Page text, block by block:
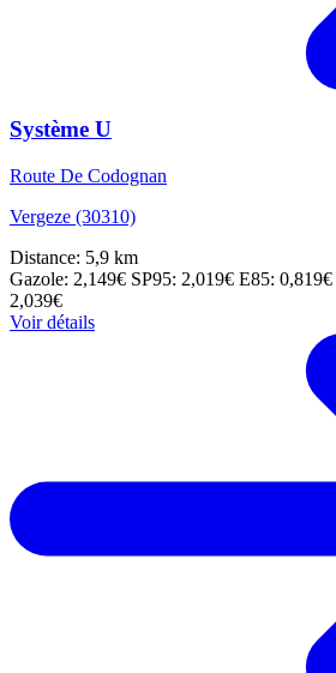
Système U
Route De Codognan
Vergeze (30310)
Distance: 5,9 km
Gazole: 2,149€ SP95: 2,019€ E85: 0,819€
2,039€
Voir détails